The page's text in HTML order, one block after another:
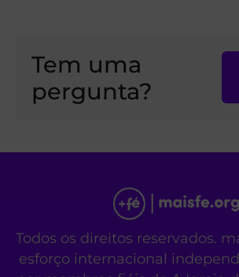
Tem uma
pergunta?
Todos os direitos reservados.
esforço internacional